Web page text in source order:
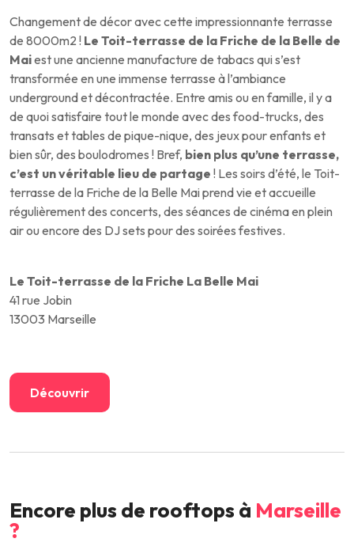
Changement de décor avec cette impressionnante terrasse
de 8000m2 ! Le Toit-terrasse de la Friche de la Belle de
Maiest une ancienne manufacture de tabacs qui s’est
transformée en une immense terrasse à l’ambiance
underground et décontractée. Entre amis ou en famille, il y a
de quoi satisfaire tout le monde avec des food-trucks, des
transats et tables de pique-nique, des jeux pour enfants et
bien sûr, des boulodromes ! Bref, bien plus qu’une terrasse,
c’est un véritable lieu de partage ! Les soirs d’été, le Toit-
terrasse de la Friche de la Belle Mai prend vie et accueille
régulièrement des concerts, des séances de cinéma en plein
air ou encore des DJ sets pour des soirées festives.
Le Toit-terrasse de la Friche La Belle Mai
41 rue Jobin
13003 Marseille
Découvrir
Encore plus de rooftops à Marseille
?